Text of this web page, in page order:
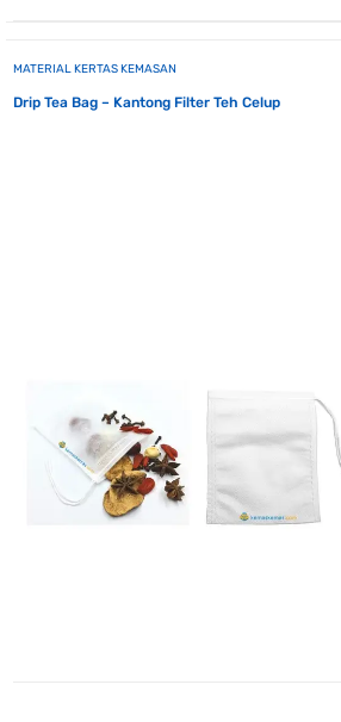
MATERIAL KERTAS KEMASAN
Drip Tea Bag – Kantong Filter Teh Celup